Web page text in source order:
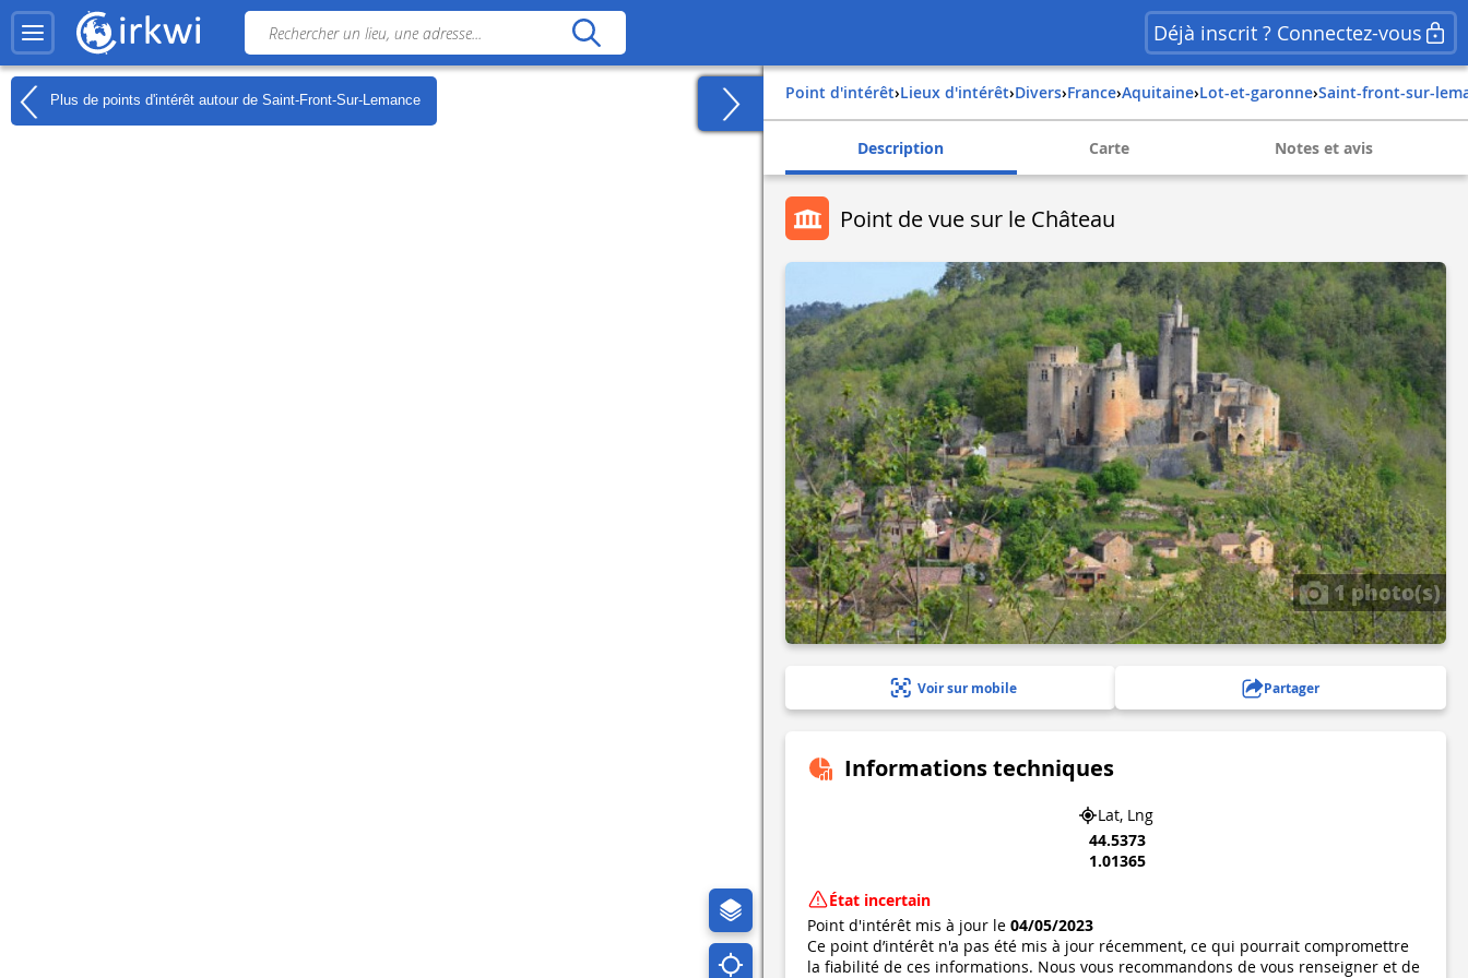
Déjà inscrit ? Connectez-vous
Plus de points d'intérêt autour de Saint-Front-Sur-Lemance Point d'intérêt› Lieux d'intérêt› Divers› france› aquitaine› lot-et-garonne› saint-front-sur-
Description Carte Notes et avis
Point de vue sur le Château
1 photo(s)
Voir sur mobile Partager
Informations techniques
Lat, Lng
44.5373
1.01365
État incertain
Point d'intérêt mis à jour le 04/05/2023
Ce point d’intérêt n'a pas été mis à jour récemment, ce qui pourrait compromettre
la fiabilité de ces informations. Nous vous recommandons de vous renseigner et de